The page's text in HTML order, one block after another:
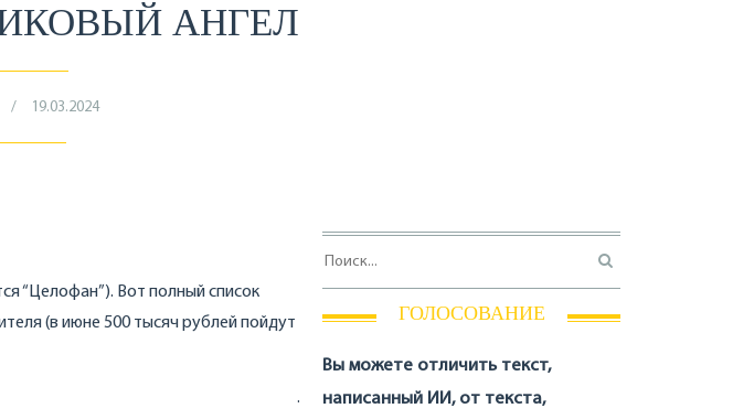
АНГЕЛ
19.03.2024
“Целофан”). Вот полный список
(в июне 500 тысяч рублей пойдут
.
ГОЛОСОВАНИЕ
Вы можете отличить текст,
написанный ИИ, от текста,